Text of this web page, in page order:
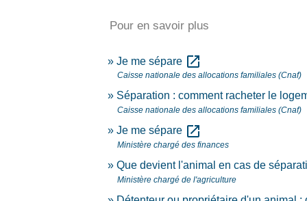
Pour en savoir plus
Je me sépare open_in_new
Caisse nationale des allocations familiales (Cnaf)
Séparation : comment racheter le
Caisse nationale des allocations familiales (Cnaf)
Je me sépare open_in_new
Ministère chargé des finances
Que devient l'animal en cas de
Ministère chargé de l'agriculture